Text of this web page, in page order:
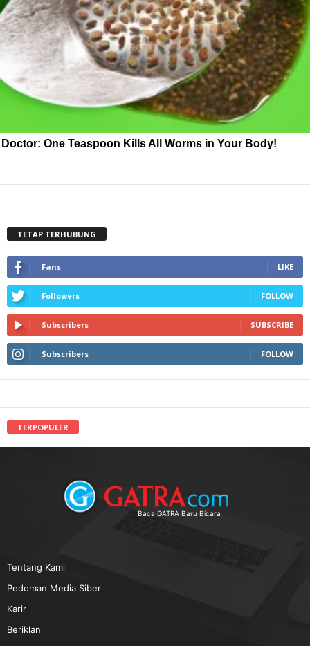
Doctor: One Teaspoon Kills All Worms in Your Body!
TETAP TERHUBUNG
Fans LIKE
Followers FOLLOW
Subscribers SUBSCRIBE
Subscribers FOLLOW